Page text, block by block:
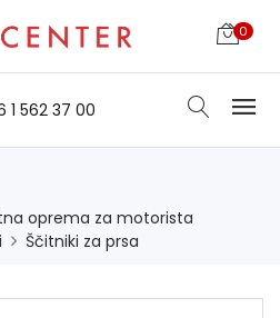
0
1 562 37 00
oprema za motorista
Ščitniki za prsa